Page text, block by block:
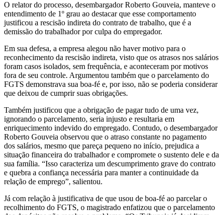
O relator do processo, desembargador Roberto Gouveia, manteve o
entendimento de 1º grau ao destacar que esse comportamento
justificou a rescisão indireta do contrato de trabalho, que é a
demissão do trabalhador por culpa do empregador.
Em sua defesa, a empresa alegou não haver motivo para o
reconhecimento da rescisão indireta, visto que os atrasos nos salários
foram casos isolados, sem frequência, e aconteceram por motivos
fora de seu controle. Argumentou também que o parcelamento do
FGTS demonstrava sua boa-fé e, por isso, não se poderia considerar
que deixou de cumprir suas obrigações.
Também justificou que a obrigação de pagar tudo de uma vez,
ignorando o parcelamento, seria injusto e resultaria em
enriquecimento indevido do empregado. Contudo, o desembargador
Roberto Gouveia observou que o atraso constante no pagamento
dos salários, mesmo que pareça pequeno no início, prejudica a
situação financeira do trabalhador e compromete o sustento dele e da
sua família. “Isso caracteriza um descumprimento grave do contrato
e quebra a confiança necessária para manter a continuidade da
relação de emprego”, salientou.
Já com relação à justificativa de que usou de boa-fé ao parcelar o
recolhimento do FGTS, o magistrado enfatizou que o parcelamento